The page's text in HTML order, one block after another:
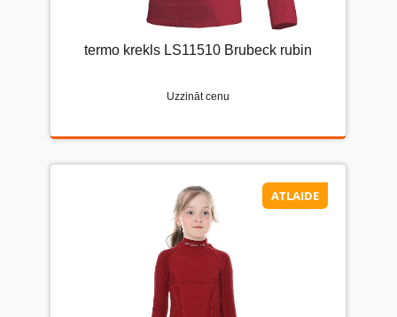
termo krekls LS11510 Brubeck rubin
Uzzināt cenu
ATLAIDE